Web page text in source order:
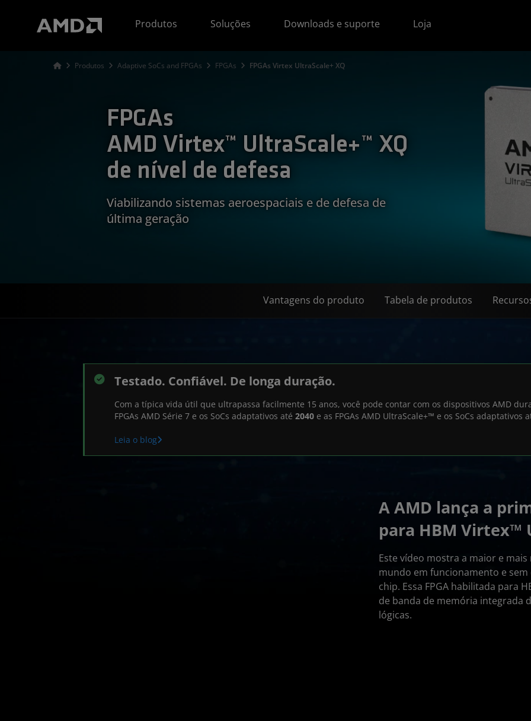
Produtos
Soluções Downloads e suporte Loja
Produtos Adaptive SoCs and FPGAs FPGAs FPGAs Virtex UltraScale+ XQ
FPGAs
AMD Virtex™ UltraScale+™ XQ
de nível de defesa
Viabilizando sistemas aeroespaciais e de defesa de
última geração
Vantagens do produto Tabela de produtos
Testado. Confiável. De longa duração.
Com a típica vida útil que ultrapassa facilmente 15 anos, você pode contar com os dispositivos AMD
FPGAs AMD Série 7 e os SoCs adaptativos até 2040e as FPGAs AMD UltraScale+™ e os SoCs adaptativos
Leia o blog
A AMD lança a
para HBM Virtex™
Este vídeo mostra a maior e
mundo em funcionamento e
chip. Essa FPGA habilitada para
de banda de memória integrada
lógicas.